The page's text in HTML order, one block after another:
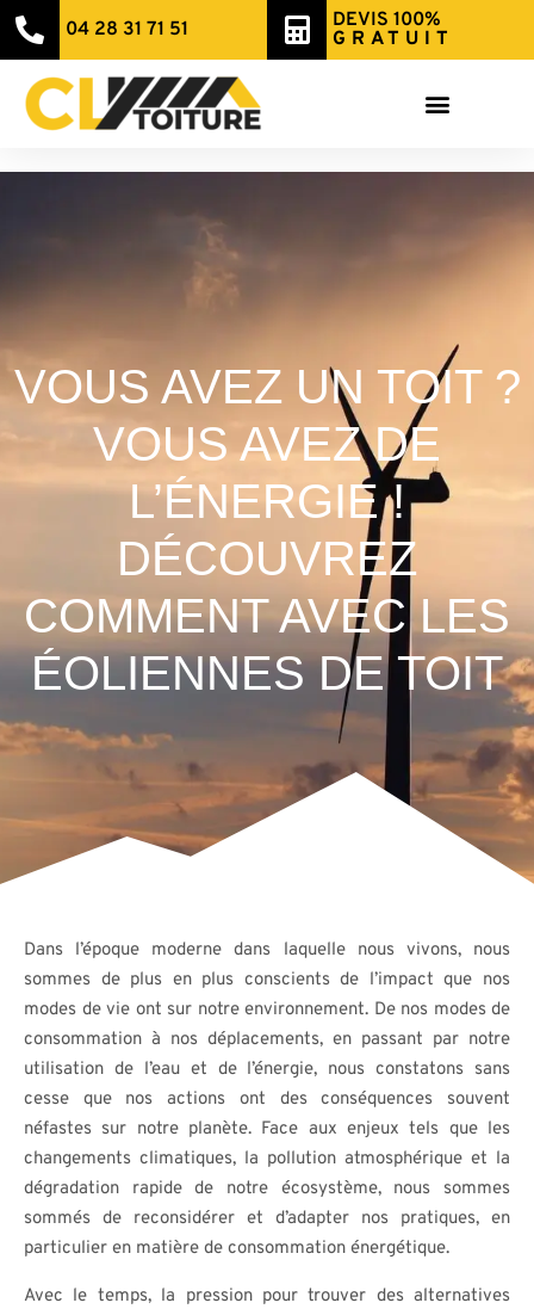
VOUS AVEZ UN TOIT ?
VOUS AVEZ DE
L’ÉNERGIE !
DÉCOUVREZ
COMMENT AVEC LES
ÉOLIENNES DE TOIT
Dans l’époque moderne dans laquelle nous vivons, nous
sommes de plus en plus conscients de l’impact que nos
modes de vie ont sur notre environnement. De nos modes de
consommation à nos déplacements, en passant par notre
utilisation de l’eau et de l’énergie, nous constatons sans
cesse que nos actions ont des conséquences souvent
néfastes sur notre planète. Face aux enjeux tels que les
changements climatiques, la pollution atmosphérique et la
dégradation rapide de notre écosystème, nous sommes
sommés de reconsidérer et d’adapter nos pratiques, en
particulier en matière de consommation énergétique.
Avec le temps, la pression pour trouver des alternatives
04 28 31 71 51
DEVIS 100%
GRATUIT